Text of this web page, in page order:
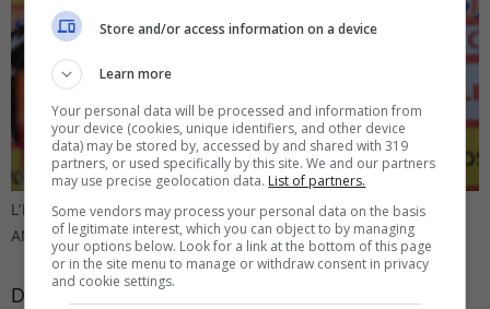
L’Inter cambia il centrocampo: anche lui pronto a partire? (foto:
ANSA/EPA/Piotr Nowak ) – direttagoal.it
Date le situazioni del mercato, in caso di offerta
Store and/or access information on a device
Learn more
Your personal data will be processed and information from
your device (cookies, unique identifiers, and other device
data) may be stored by, accessed by and shared with 319
partners, or used specifically by this site. We and our partners
may use precise geolocation data. List of partners.
Some vendors may process your personal data on the basis
of legitimate interest, which you can object to by managing
your options below. Look for a link at the bottom of this page
or in the site menu to manage or withdraw consent in privacy
and cookie settings.